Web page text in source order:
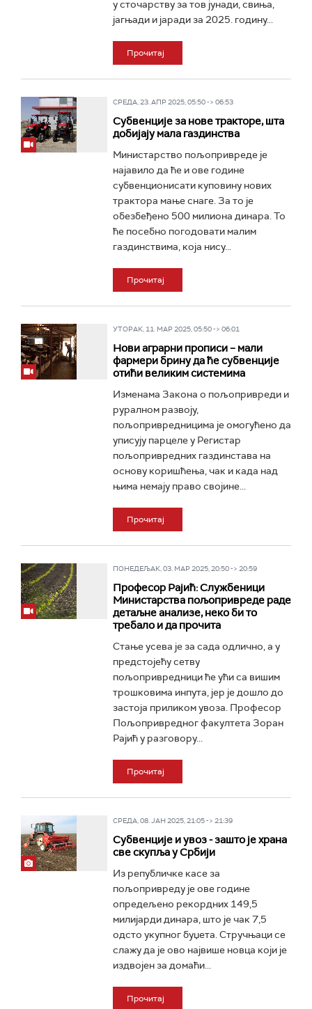
у сточарству за тов јунади, свиња,
јагњади и јаради за 2025. годину...
Прочитај
СРЕДА, 23. АПР 2025, 05:50 -> 06:53
Субвенције за нове тракторе, шта
добијају мала газдинства
Министарство пољопривреде је
најавило да ће и ове године
субвенционисати куповину нових
трактора мање снаге. За то је
обезбеђено 500 милиона динара. То
ће посебно погодовати малим
газдинствима, која нису...
Прочитај
УТОРАК, 11. МАР 2025, 05:50 -> 06:01
Нови аграрни прописи – мали
фармери брину да ће субвенције
отићи великим системима
Изменама Закона о пољопривреди и
руралном развоју,
пољопривредницима је омогућено да
уписују парцеле у Регистар
пољопривредних газдинстава на
основу коришћења, чак и када над
њима немају право својине...
Прочитај
ПОНЕДЕЉАК, 03. МАР 2025, 20:50 -> 20:59
Професор Рајић: Службеници
Министарства пољопривреде раде
детаљне анализе, неко би то
требало и да прочита
Стање усева је за сада одлично, а у
предстојећу сетву
пољопривредници ће ући са вишим
трошковима инпута, јер је дошло до
застоја приликом увоза. Професор
Пољопривредног факултета Зоран
Рајић у разговору...
Прочитај
СРЕДА, 08. ЈАН 2025, 21:05 -> 21:39
Субвенције и увоз - зашто је храна
све скупља у Србији
Из републичке касе за
пољопривреду је ове године
опредељено рекордних 149,5
милијарди динара, што је чак 7,5
одсто укупног буџета. Стручњаци се
слажу да је ово највише новца који је
издвојен за домаћи...
Прочитај